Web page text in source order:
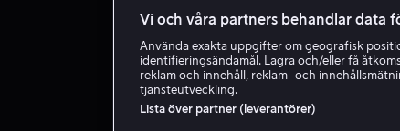
Sela
Vi och våra partners behandlar data
Använda exakta uppgifter om geografisk
identifieringsändamål. Lagra och/eller få
reklam och innehåll, reklam- och
tjänsteutveckling.
Lista över partner (leverantörer)